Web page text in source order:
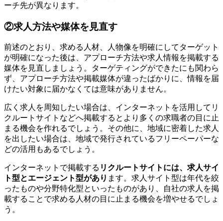
ーチ先が異なります。
②求人方法や媒体を見直す
前述のとおり、求める人材、人物像を明確にしてターゲット
が明確になった後は、アプローチ方法や求人情報を掲載する
媒体を見直しましょう。ターゲティングができたにも関わら
ず、アプローチ方法や掲載媒体が違ったばかりに、情報を届
けたい対象に届かなくては意味がありません。
広く求人を周知したい場合は、インターネットを活用してリ
クルートサイトなどへ掲載するとより多くの求職者の目に止
まる機会を作れるでしょう。その他に、地域に密着した求人
を出したい場合は、地域で発行されているフリーペーパーな
どの活用もあるでしょう。
インターネットで掲載する リクルートサイトには、求人サイ
ト型とエージェント型があり ます。求人サイト型は年代を絞
ったものや分野特化型といったものがあり、自社の求人を掲
載することで求める人材の目に止まる機会を増やせるでしょ
う。